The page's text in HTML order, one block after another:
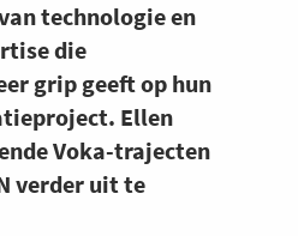
technologie en
die
grip geeft op hun
Ellen
Voka-trajecten
verder uit te